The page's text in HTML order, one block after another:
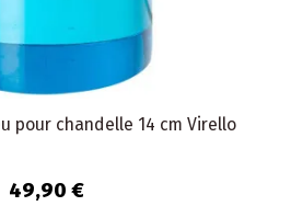
pour chandelle 14 cm Virello
49,90 €